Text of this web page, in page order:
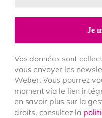
Vos données sont
vous envoyer les
Weber. Vous pourrez
moment via le lien
en savoir plus sur la
droits, consultez la